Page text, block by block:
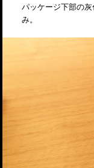
パッケージ下部の
み。